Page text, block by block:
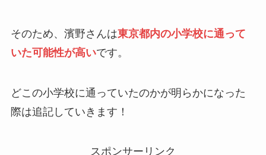
そのため、濱野さんは東京都内の小学校に通って
いた可能性が高いです。
どこの小学校に通っていたのかが明らかになった
際は追記していきます！
スポンサーリンク